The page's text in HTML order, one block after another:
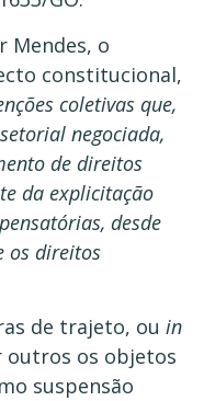
Mendes, o
constitucional,
coletivas que,
negociada,
de direitos
da explicitação
desde
os direitos
de trajeto, ou in
outros os objetos
suspensão